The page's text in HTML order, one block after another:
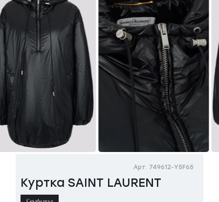
Куртка SAINT LAURENT
Арт. 749612-Y5F65